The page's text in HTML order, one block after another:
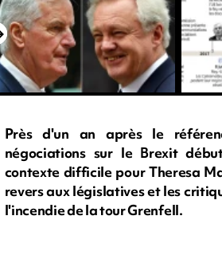
Près d'un an après le
négociations sur le Brexit
contexte difficile pour Theresa
revers aux législatives et les
l'incendie de la tour Grenfell.